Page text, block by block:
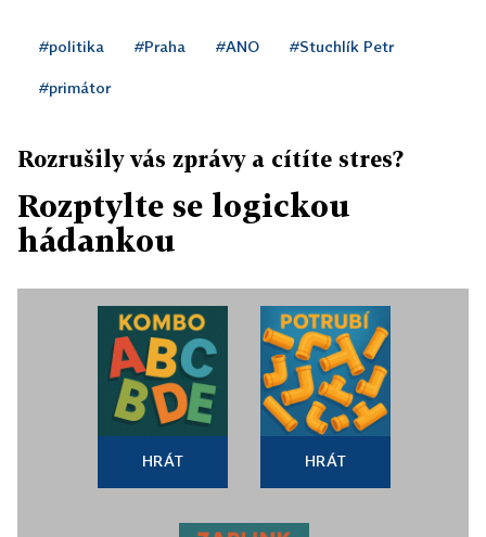
#politika #Praha #ANO #Stuchlík Petr
#primátor
Rozrušily vás zprávy a cítíte stres?
Rozptylte se logickou
hádankou
HRÁT HRÁT